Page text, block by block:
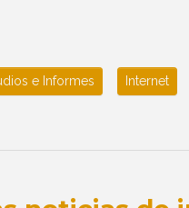
e Informes Internet